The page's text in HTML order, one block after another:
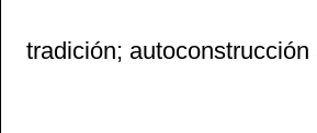
tradición;